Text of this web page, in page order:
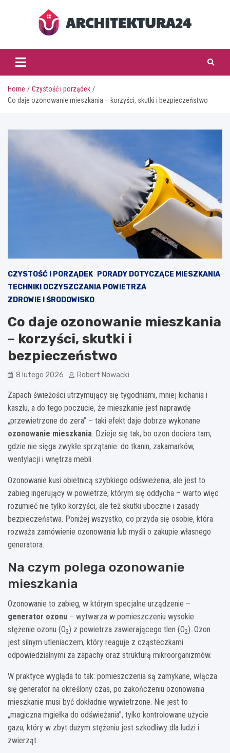
architektura24.pl
Home
Czystość i porządek
Co daje ozonowanie mieszkania – korzyści, skutki i bezpieczeństwo
CZYSTOŚĆ I PORZĄDEK
PORADY DOTYCZĄCE MIESZKANIA
TECHNIKI OCZYSZCZANIA POWIETRZA
ZDROWIE I ŚRODOWISKO
Co daje ozonowanie mieszkania
– korzyści, skutki i
bezpieczeństwo
8 lutego 2026 Robert Nowacki
Zapach świeżości utrzymujący się tygodniami, mniej kichania i
kaszlu, a do tego poczucie, że mieszkanie jest naprawdę
„przewietrzone do zera” – taki efekt daje dobrze wykonane
ozonowanie mieszkania. Dzieje się tak, bo ozon dociera tam,
gdzie nie sięga zwykłe sprzątanie: do tkanin, zakamarków,
wentylacji i wnętrza mebli.
Ozonowanie kusi obietnicą szybkiego odświeżenia, ale jest to
zabieg ingerujący w powietrze, którym się oddycha – warto więc
rozumieć nie tylko korzyści, ale też skutki uboczne i zasady
bezpieczeństwa. Poniżej wszystko, co przyda się osobie, która
rozważa zamówienie ozonowania lub myśli o zakupie własnego
generatora.
Na czym polega ozonowanie
mieszkania
Ozonowanie to zabieg, w którym specjalne urządzenie –
generator ozonu – wytwarza w pomieszczeniu wysokie
stężenie ozonu (O3) z powietrza zawierającego tlen (O2). Ozon
jest silnym utleniaczem, który reaguje z cząsteczkami
odpowiedzialnymi za zapachy oraz strukturą mikroorganizmów.
W praktyce wygląda to tak: pomieszczenia są zamykane, włącza
się generator na określony czas, po zakończeniu ozonowania
mieszkanie musi być dokładnie wywietrzone. Nie jest to
„magiczna mgiełka do odświeżania”, tylko kontrolowane użycie
gazu, który w zbyt dużym stężeniu jest szkodliwy dla ludzi i
zwierząt.